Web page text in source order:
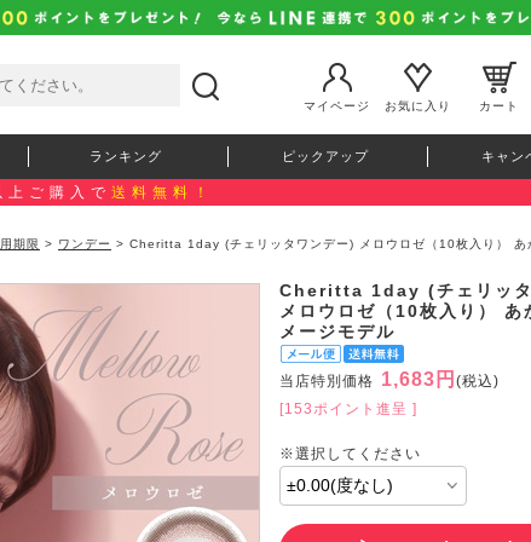
マイページ
お気に入り カート
ランキング ピックアップ キャン
ご購入で 送料無料！
期限 > ワンデー > Cheritta 1day (チェリッタワンデー) メロウロゼ（10枚入り） あ
Cheritta 1day (チェリッタ
メロウロゼ（10枚入り） あ
メージモデル
当店特別価格 1,683円 (税込)
[153ポイント進呈 ]